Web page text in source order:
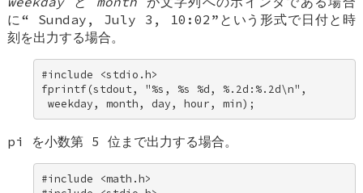
に“ Sunday, July 3, 10:02 ”という形式で日付と時
刻を出力する場合。
#include <stdio.h>
fprintf(stdout, "%s, %s %d, %.2d:%.2d\n",
weekday, month, day, hour, min);
pi を小数第 5 位まで出力する場合。
#include <math.h>